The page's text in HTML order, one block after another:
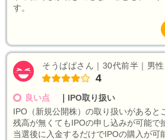
す。
そうぱぱさん｜30代前半｜男
4
良い点
IPO取り扱い
IPO（新規公開株）の取り扱いがあると
残高が無くてもIPOの申し込みが可能で
当選後に入金するだけでIPOの購入が可